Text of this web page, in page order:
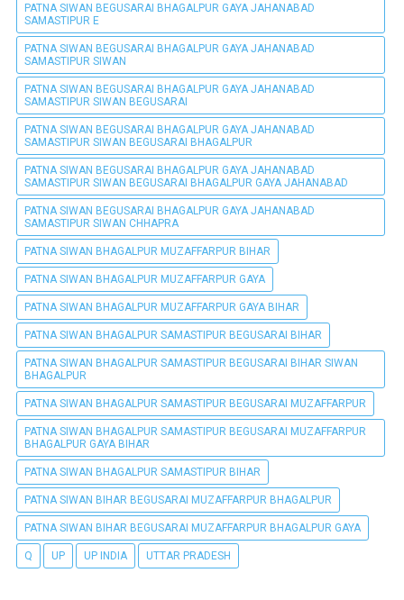
PATNA SIWAN BEGUSARAI BHAGALPUR GAYA JAHANABAD
SAMASTIPUR E
PATNA SIWAN BEGUSARAI BHAGALPUR GAYA JAHANABAD
SAMASTIPUR SIWAN
PATNA SIWAN BEGUSARAI BHAGALPUR GAYA JAHANABAD
SAMASTIPUR SIWAN BEGUSARAI
PATNA SIWAN BEGUSARAI BHAGALPUR GAYA JAHANABAD
SAMASTIPUR SIWAN BEGUSARAI BHAGALPUR
PATNA SIWAN BEGUSARAI BHAGALPUR GAYA JAHANABAD
SAMASTIPUR SIWAN BEGUSARAI BHAGALPUR GAYA JAHANABAD
PATNA SIWAN BEGUSARAI BHAGALPUR GAYA JAHANABAD
SAMASTIPUR SIWAN CHHAPRA
PATNA SIWAN BHAGALPUR MUZAFFARPUR BIHAR
PATNA SIWAN BHAGALPUR MUZAFFARPUR GAYA
PATNA SIWAN BHAGALPUR MUZAFFARPUR GAYA BIHAR
PATNA SIWAN BHAGALPUR SAMASTIPUR BEGUSARAI BIHAR
PATNA SIWAN BHAGALPUR SAMASTIPUR BEGUSARAI BIHAR SIWAN
BHAGALPUR
PATNA SIWAN BHAGALPUR SAMASTIPUR BEGUSARAI MUZAFFARPUR
PATNA SIWAN BHAGALPUR SAMASTIPUR BEGUSARAI MUZAFFARPUR
BHAGALPUR GAYA BIHAR
PATNA SIWAN BHAGALPUR SAMASTIPUR BIHAR
PATNA SIWAN BIHAR BEGUSARAI MUZAFFARPUR BHAGALPUR
PATNA SIWAN BIHAR BEGUSARAI MUZAFFARPUR BHAGALPUR GAYA
Q UP UP INDIA UTTAR PRADESH